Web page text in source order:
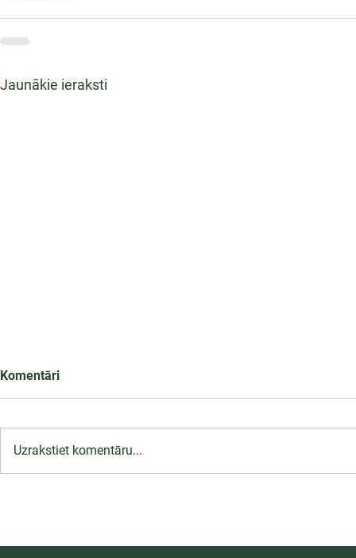
Jaunākie ieraksti
Komentāri
Uzrakstiet komentāru...